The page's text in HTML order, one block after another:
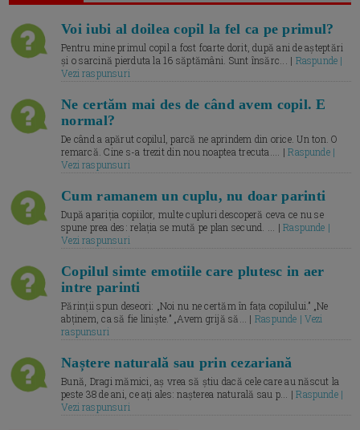
Voi iubi al doilea copil la fel ca pe primul?
Pentru mine primul copil a fost foarte dorit, după ani de așteptări
și o sarcină pierduta la 16 săptămâni. Sunt însărc... | Raspunde |
Vezi raspunsuri
Ne certăm mai des de când avem copil. E
normal?
De când a apărut copilul, parcă ne aprindem din orice. Un ton. O
remarcă. Cine s-a trezit din nou noaptea trecuta.... |Raspunde |
Vezi raspunsuri
Cum ramanem un cuplu, nu doar parinti
După apariția copiilor, multe cupluri descoperă ceva ce nu se
spune prea des: relația se mută pe plan secund. ... |Raspunde |
Vezi raspunsuri
Copilul simte emotiile care plutesc in aer
intre parinti
Părinții spun deseori: „Noi nu ne certăm în fața copilului.” „Ne
abținem, ca să fie liniște.” „Avem grijă să... | Raspunde | Vezi
raspunsuri
Naștere naturală sau prin cezariană
Bună, Dragi mămici, aș vrea să știu dacă cele care au născut la
peste 38 de ani, ce ați ales: nașterea naturală sau p... |Raspunde |
Vezi raspunsuri